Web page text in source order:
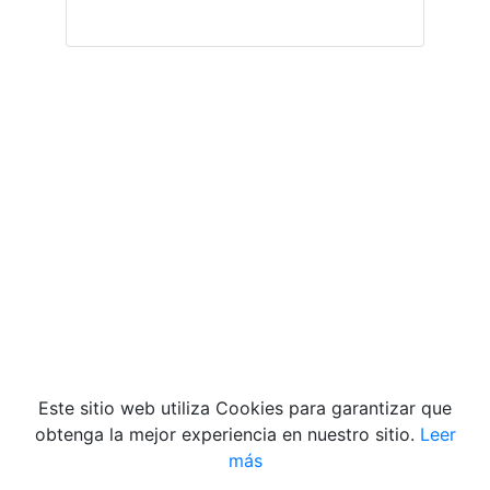
Este sitio web utiliza Cookies para garantizar que
obtenga la mejor experiencia en nuestro sitio. Leer
más